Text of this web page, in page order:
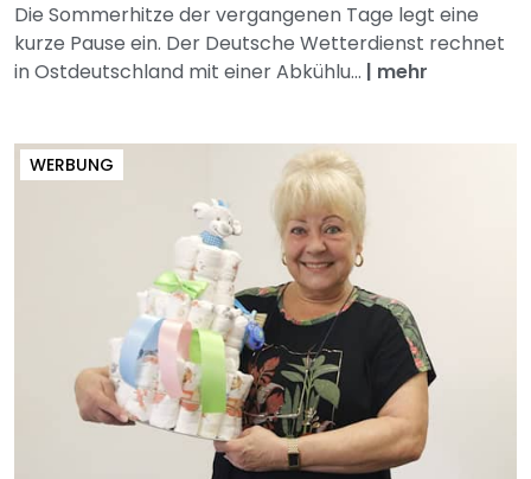
Die Sommerhitze der vergangenen Tage legt eine
kurze Pause ein. Der Deutsche Wetterdienst rechnet
in Ostdeutschland mit einer Abkühlu... | mehr
WERBUNG